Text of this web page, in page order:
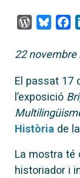
22 novembre
El passat 17
l’exposició
Història de
La mostra té
historiador i